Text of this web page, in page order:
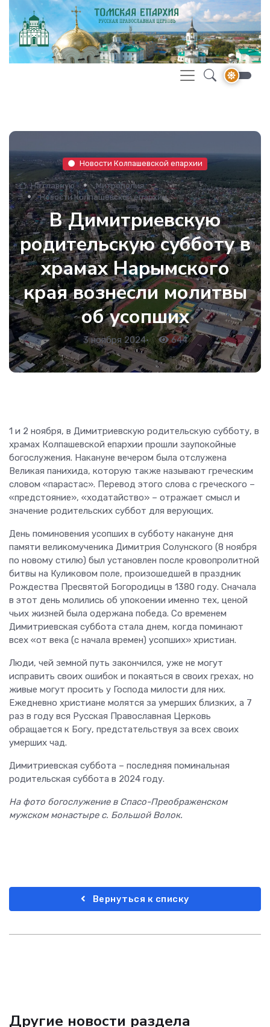
Новости Колпашевской епархии
На главную
Митрополия
Новости Колпашевской епархии
В Димитриевскую
родительскую субботу в
храмах Нарымского
края вознесли молитвы
об усопших
3 ноября 2024• 644
1 и 2 ноября, в Димитриевскую родительскую субботу, в
храмах Колпашевской епархии прошли заупокойные
богослужения. Накануне вечером была отслужена
Великая панихида, которую также называют греческим
словом «парастас». Перевод этого слова с греческого –
«предстояние», «ходатайство» – отражает смысл и
значение родительских суббот для верующих.
День поминовения усопших в субботу накануне дня
памяти великомученика Димитрия Солунского (8 ноября
по новому стилю) был установлен после кровопролитной
битвы на Куликовом поле, произошедшей в праздник
Рождества Пресвятой Богородицы в 1380 году. Сначала
в этот день молились об упокоении именно тех, ценой
чьих жизней была одержана победа. Со временем
Димитриевская суббота стала днем, когда поминают
всех «от века (с начала времен) усопших» христиан.
Люди, чей земной путь закончился, уже не могут
исправить своих ошибок и покаяться в своих грехах, но
живые могут просить у Господа милости для них.
Ежедневно христиане молятся за умерших близких, а 7
раз в году вся Русская Православная Церковь
обращается к Богу, предстательствуя за всех своих
умерших чад.
Димитриевская суббота – последняя поминальная
родительская суббота в 2024 году.
На фото богослужение в Спасо-Преображенском
мужском монастыре с. Большой Волок.
Вернуться к списку
Другие новости раздела